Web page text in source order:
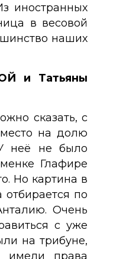
иностранных
в весовой
наших
и Татьяны
сказать, с
на долю
неё не было
Глафире
Но картина в
по
Очень
с уже
на трибуне,
имели права